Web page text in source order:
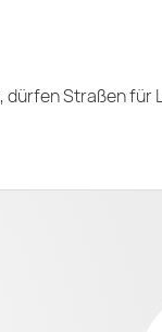
dürfen Straßen für